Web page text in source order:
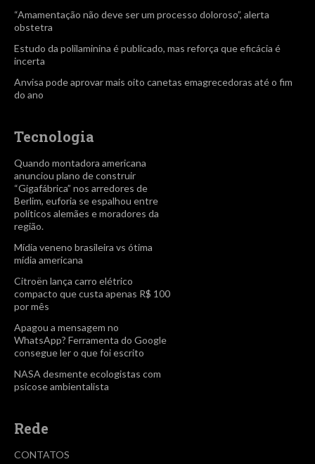
“Amamentação não deve ser um processo doloroso”, alerta
obstetra
Estudo da polilaminina é publicado, mas reforça que eficácia é
incerta
Anvisa pode aprovar mais oito canetas emagrecedoras até o fim
do ano
Tecnologia
Quando montadora americana
anunciou plano de construir
“Gigafábrica” nos arredores de
Berlim, euforia se espalhou entre
políticos alemães e moradores da
região.
Mídia veneno brasileira vs ótima
mídia americana
Citroën lança carro elétrico
compacto que custa apenas R$ 100
por mês
Apagou a mensagem no
WhatsApp? Ferramenta do Google
consegue ler o que foi escrito
NASA desmente ecologistas com
psicose ambientalista
Rede
CONTATOS